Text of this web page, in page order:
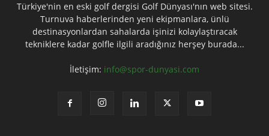
Türkiye'nin en eski golf dergisi Golf Dünyası'nın web sitesi.
Turnuva haberlerinden yeni ekipmanlara, ünlü
destinasyonlardan sahalarda işinizi kolaylaştıracak
tekniklere kadar golfle ilgili aradığınız herşey burada...
İletişim: info@spor-dunyasi.com